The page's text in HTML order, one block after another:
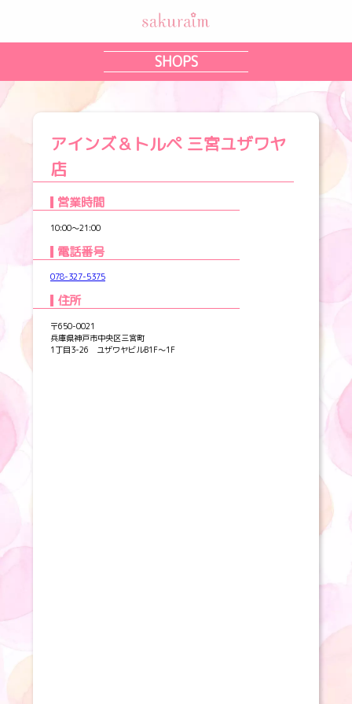
SHOPS
アインズ＆トルペ 三宮ユザワヤ
店
営業時間
10:00～21:00
電話番号
078-327-5375
住所
〒650-0021
兵庫県神戸市中央区三宮町
1丁目3-26 ユザワヤビルB1F～1F